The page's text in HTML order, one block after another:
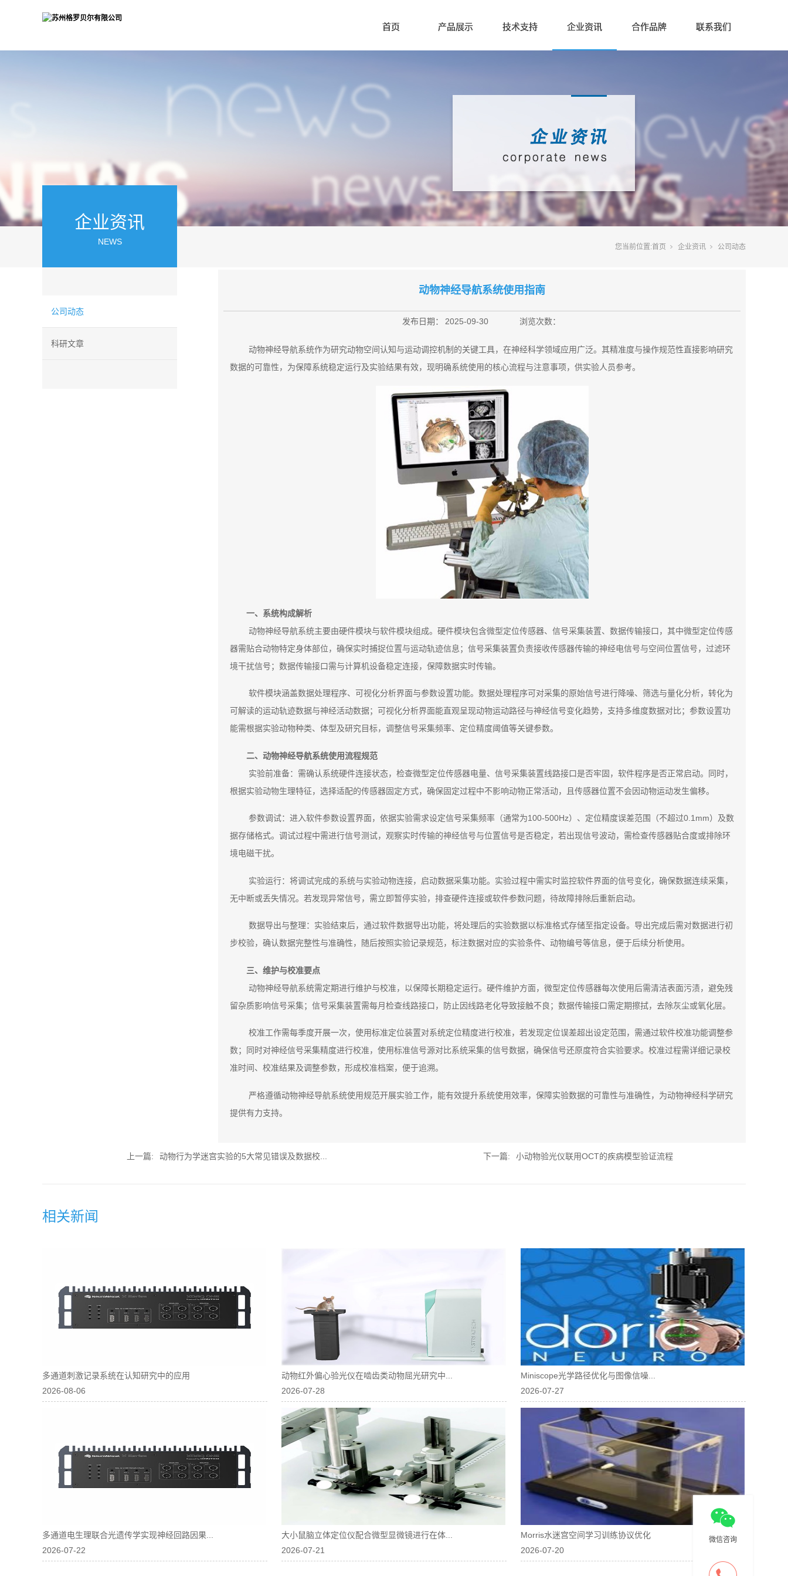
首页 产品展示 技术支持 企业资讯 合作品牌 联系我们
企业资讯
NEWS
公司动态
科研文章
您当前位置:首页 企业资讯 公司动态
动物神经导航系统使用指南
发布日期： 2025-09-30 浏览次数：
动物神经导航系统作为研究动物空间认知与运动调控机制的关键工具，在神经科学领域应用广泛。其精准度与操作规范性直接影响研究
数据的可靠性，为保障系统稳定运行及实验结果有效，现明确系统使用的核心流程与注意事项，供实验人员参考。
一、系统构成解析
动物神经导航系统主要由硬件模块与软件模块组成。硬件模块包含微型定位传感器、信号采集装置、数据传输接口，其中微型定位传感
器需贴合动物特定身体部位，确保实时捕捉位置与运动轨迹信息；信号采集装置负责接收传感器传输的神经电信号与空间位置信号，过滤环
境干扰信号；数据传输接口需与计算机设备稳定连接，保障数据实时传输。
软件模块涵盖数据处理程序、可视化分析界面与参数设置功能。数据处理程序可对采集的原始信号进行降噪、筛选与量化分析，转化为
可解读的运动轨迹数据与神经活动数据；可视化分析界面能直观呈现动物运动路径与神经信号变化趋势，支持多维度数据对比；参数设置功
能需根据实验动物种类、体型及研究目标，调整信号采集频率、定位精度阈值等关键参数。
二、动物神经导航系统使用流程规范
实验前准备：需确认系统硬件连接状态，检查微型定位传感器电量、信号采集装置线路接口是否牢固，软件程序是否正常启动。同时，
根据实验动物生理特征，选择适配的传感器固定方式，确保固定过程中不影响动物正常活动，且传感器位置不会因动物运动发生偏移。
参数调试：进入软件参数设置界面，依据实验需求设定信号采集频率（通常为100-500Hz）、定位精度误差范围（不超过0.1mm）及数
据存储格式。调试过程中需进行信号测试，观察实时传输的神经信号与位置信号是否稳定，若出现信号波动，需检查传感器贴合度或排除环
境电磁干扰。
实验运行：将调试完成的系统与实验动物连接，启动数据采集功能。实验过程中需实时监控软件界面的信号变化，确保数据连续采集，
无中断或丢失情况。若发现异常信号，需立即暂停实验，排查硬件连接或软件参数问题，待故障排除后重新启动。
数据导出与整理：实验结束后，通过软件数据导出功能，将处理后的实验数据以标准格式存储至指定设备。导出完成后需对数据进行初
步校验，确认数据完整性与准确性，随后按照实验记录规范，标注数据对应的实验条件、动物编号等信息，便于后续分析使用。
三、维护与校准要点
动物神经导航系统需定期进行维护与校准，以保障长期稳定运行。硬件维护方面，微型定位传感器每次使用后需清洁表面污渍，避免残
留杂质影响信号采集；信号采集装置需每月检查线路接口，防止因线路老化导致接触不良；数据传输接口需定期擦拭，去除灰尘或氧化层。
校准工作需每季度开展一次，使用标准定位装置对系统定位精度进行校准，若发现定位误差超出设定范围，需通过软件校准功能调整参
数；同时对神经信号采集精度进行校准，使用标准信号源对比系统采集的信号数据，确保信号还原度符合实验要求。校准过程需详细记录校
准时间、校准结果及调整参数，形成校准档案，便于追溯。
严格遵循动物神经导航系统使用规范开展实验工作，能有效提升系统使用效率，保障实验数据的可靠性与准确性，为动物神经科学研究
提供有力支持。
上一篇: 动物行为学迷宫实验的5大常见错误及数据校... 下一篇: 小动物验光仪联用OCT的疾病模型验证流程
相关新闻
多通道刺激记录系统在认知研究中的应用
2026-08-06
动物红外偏心验光仪在啮齿类动物屈光研究中...
2026-07-28
Miniscope光学路径优化与图像信噪...
2026-07-27
多通道电生理联合光遗传学实现神经回路因果...
2026-07-22
大小鼠脑立体定位仪配合微型显微镜进行在体...
2026-07-21
Morris水迷宫空间学习训练协议优化
2026-07-20
微信咨询